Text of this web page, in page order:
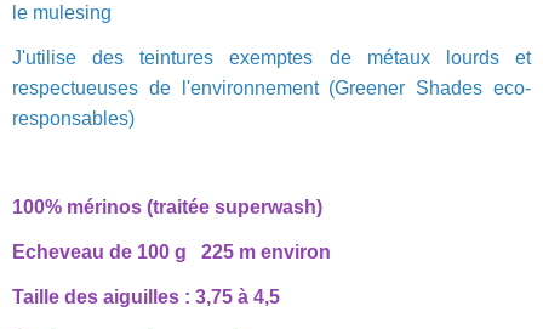
le mulesing
J'utilise des teintures exemptes de métaux lourds et
respectueuses de l'environnement (Greener Shades eco-
responsables)
100% mérinos (traitée superwash)
Echeveau de 100 g 225 m environ
Taille des aiguilles : 3,75 à 4,5